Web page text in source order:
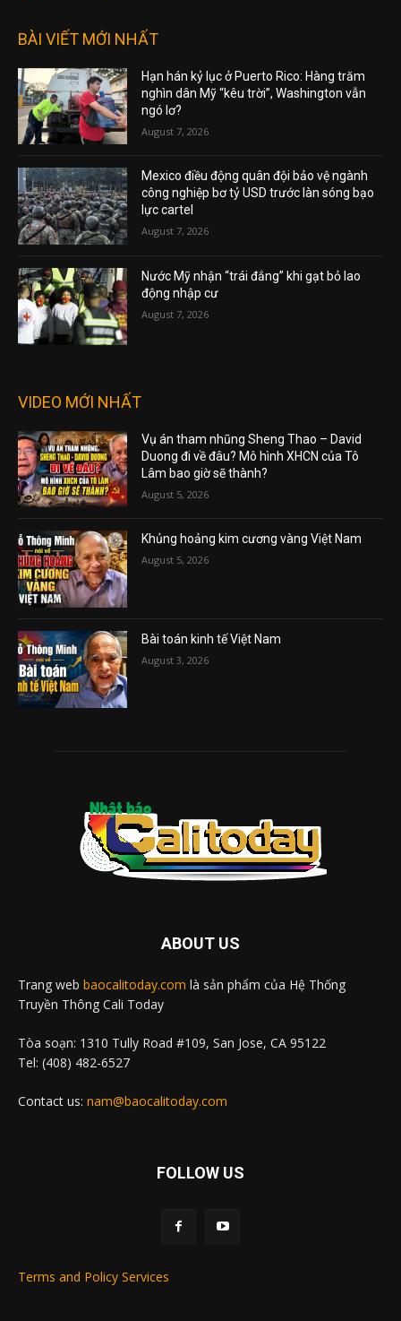
BÀI VIẾT MỚI NHẤT
Hạn hán kỷ lục ở Puerto Rico: Hàng trăm
nghìn dân Mỹ “kêu trời”, Washington vẫn
ngó lơ?
August 7, 2026
Mexico điều động quân đội bảo vệ ngành
công nghiệp bơ tỷ USD trước làn sóng bạo
lực cartel
August 7, 2026
Nước Mỹ nhận “trái đắng” khi gạt bỏ lao
động nhập cư
August 7, 2026
VIDEO MỚI NHẤT
Vụ án tham nhũng Sheng Thao – David
Duong đi về đâu? Mô hình XHCN của Tô
Lâm bao giờ sẽ thành?
August 5, 2026
Khủng hoảng kim cương vàng Việt Nam
August 5, 2026
Bài toán kinh tế Việt Nam
August 3, 2026
ABOUT US
Trang web baocalitoday.com là sản phẩm của Hệ Thống
Truyền Thông Cali Today
Tòa soạn: 1310 Tully Road #109, San Jose, CA 95122
Tel: (408) 482-6527
Contact us: nam@baocalitoday.com
FOLLOW US
Terms and Policy Services